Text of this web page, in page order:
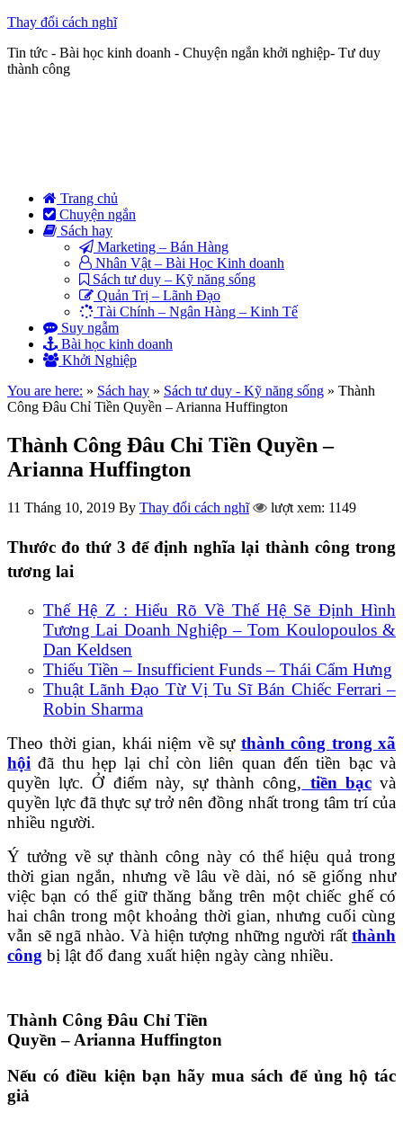
Thay đổi cách nghĩ
Tin tức - Bài học kinh doanh - Chuyện ngắn khởi nghiệp- Tư duy
thành công
Trang chủ
Chuyện ngắn
Sách hay
Marketing – Bán Hàng
Nhân Vật – Bài Học Kinh doanh
Sách tư duy – Kỹ năng sống
Quản Trị – Lãnh Đạo
Tài Chính – Ngân Hàng – Kinh Tế
Suy ngẫm
Bài học kinh doanh
Khởi Nghiệp
You are here: » Sách hay » Sách tư duy - Kỹ năng sống » Thành
Công Đâu Chỉ Tiền Quyền – Arianna Huffington
Thành Công Đâu Chỉ Tiền Quyền –
Arianna Huffington
11 Tháng 10, 2019 By Thay đổi cách nghĩ lượt xem: 1149
Thước đo thứ 3 để định nghĩa lại thành công trong
tương lai
Thế Hệ Z : Hiểu Rõ Về Thế Hệ Sẽ Định Hình
Tương Lai Doanh Nghiệp – Tom Koulopoulos &
Dan Keldsen
Thiếu Tiền – Insufficient Funds – Thái Cẩm Hưng
Thuật Lãnh Đạo Từ Vị Tu Sĩ Bán Chiếc Ferrari –
Robin Sharma
Theo thời gian, khái niệm về sự thành công trong xã
hội đã thu hẹp lại chỉ còn liên quan đến tiền bạc và
quyền lực. Ở điểm này, sự thành công, tiền bạcvà
quyền lực đã thực sự trở nên đồng nhất trong tâm trí của
nhiều người.
Ý tưởng về sự thành công này có thể hiệu quả trong
thời gian ngắn, nhưng về lâu về dài, nó sẽ giống như
việc bạn có thể giữ thăng bằng trên một chiếc ghế có
hai chân trong một khoảng thời gian, nhưng cuối cùng
vẫn sẽ ngã nhào. Và hiện tượng những người rất thành
công bị lật đổ đang xuất hiện ngày càng nhiều.
Thành Công Đâu Chỉ Tiền
Quyền – Arianna Huffington
Nếu có điều kiện bạn hãy mua sách để ủng hộ tác
giả